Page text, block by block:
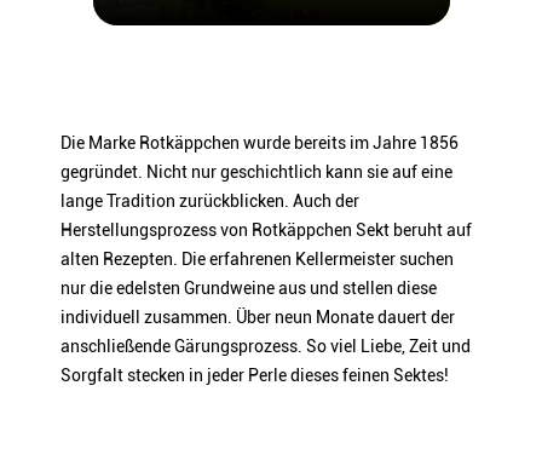
Freyburg (Unstrut)
Die Marke Rotkäppchen wurde bereits im Jahre 1856
gegründet. Nicht nur geschichtlich kann sie auf eine
lange Tradition zurückblicken. Auch der
Herstellungsprozess von Rotkäppchen Sekt beruht auf
alten Rezepten. Die erfahrenen Kellermeister suchen
nur die edelsten Grundweine aus und stellen diese
individuell zusammen. Über neun Monate dauert der
anschließende Gärungsprozess. So viel Liebe, Zeit und
Sorgfalt stecken in jeder Perle dieses feinen Sektes!